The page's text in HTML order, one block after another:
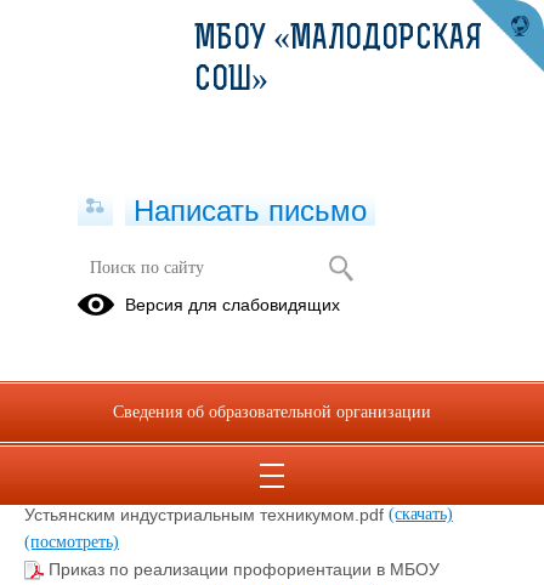
Рабочая документация
(посмотреть)
Профориентационные мероприятия реализуемые
Устьянским индустриальным техникумом.pdf (скачать)
(посмотреть)
Приказ по реализации профориентации в МБОУ
МБОУ «МАЛОДОРСКАЯ
СОШ»
Написать письмо
Версия для слабовидящих
Сведения об образовательной организации